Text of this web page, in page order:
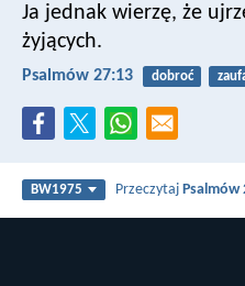
Ja jednak wierzę, że
żyjących.
Psalmów 27:13 dobroć
BW1975 PrzeczytajPsalmów